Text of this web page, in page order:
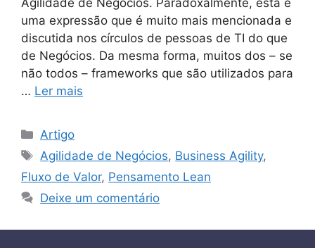
uma expressão que é muito mais mencionada e
discutida nos círculos de pessoas de TI do que
de Negócios. Da mesma forma, muitos dos – se
não todos – frameworks que são utilizados para
… Ler mais
Artigo
Agilidade de Negócios, Business Agility,
Fluxo de Valor, Pensamento Lean
Deixe um comentário